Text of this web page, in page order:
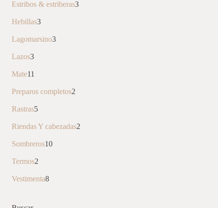
Estribos & estriberas33
Hebillas33
productos
Lagomarsino33
Lazos33
Mate11
productos
Preparos completos2
Rastras55
productos
Riendas Y cabezadas2
Sombreros1010
Termos2
productos
Vestimenta88